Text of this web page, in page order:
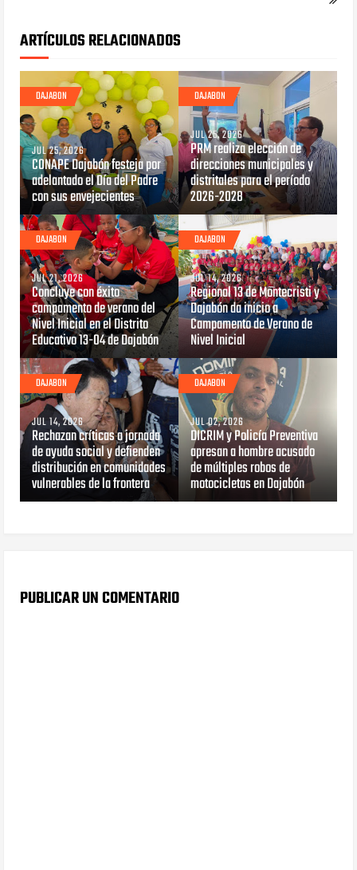
ARTÍCULOS RELACIONADOS
DAJABON
JUL 25, 2026
CONAPE Dajabón festeja por
adelantado el Día del Padre
con sus envejecientes
DAJABON
JUL 25, 2026
PRM realiza elección de
direcciones municipales y
distritales para el período
2026-2028
DAJABON
JUL 21, 2026
Concluye con éxito
campamento de verano del
Nivel Inicial en el Distrito
Educativo 13-04 de Dajabón
DAJABON
JUL 14, 2026
Regional 13 de Montecristi y
Dajabón da inicio a
Campamento de Verano de
Nivel Inicial
DAJABON
JUL 14, 2026
Rechazan críticas a jornada
de ayuda social y defienden
distribución en comunidades
vulnerables de la frontera
DAJABON
JUL 02, 2026
DICRIM y Policía Preventiva
apresan a hombre acusado
de múltiples robos de
motocicletas en Dajabón
PUBLICAR UN COMENTARIO